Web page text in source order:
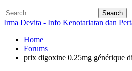
Irma Devita - Info Kenotariatan dan
Home
Forums
prix digoxine 0.25mg générique